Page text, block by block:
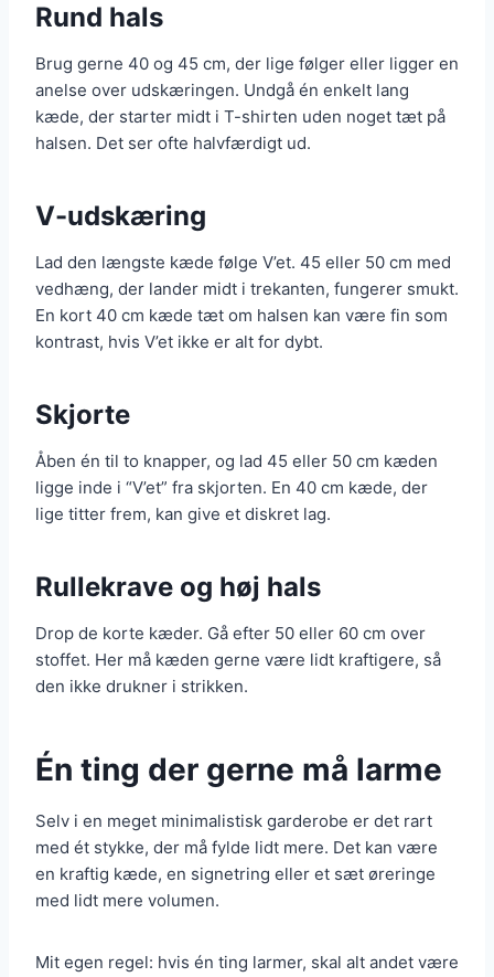
Rund hals
Brug gerne 40 og 45 cm, der lige følger eller ligger en
anelse over udskæringen. Undgå én enkelt lang
kæde, der starter midt i T-shirten uden noget tæt på
halsen. Det ser ofte halvfærdigt ud.
V-udskæring
Lad den længste kæde følge V’et. 45 eller 50 cm med
vedhæng, der lander midt i trekanten, fungerer smukt.
En kort 40 cm kæde tæt om halsen kan være fin som
kontrast, hvis V’et ikke er alt for dybt.
Skjorte
Åben én til to knapper, og lad 45 eller 50 cm kæden
ligge inde i “V’et” fra skjorten. En 40 cm kæde, der
lige titter frem, kan give et diskret lag.
Rullekrave og høj hals
Drop de korte kæder. Gå efter 50 eller 60 cm over
stoffet. Her må kæden gerne være lidt kraftigere, så
den ikke drukner i strikken.
Én ting der gerne må larme
Selv i en meget minimalistisk garderobe er det rart
med ét stykke, der må fylde lidt mere. Det kan være
en kraftig kæde, en signetring eller et sæt øreringe
med lidt mere volumen.
Mit egen regel: hvis én ting larmer, skal alt andet være